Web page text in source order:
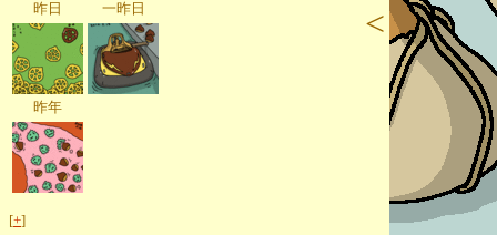
昨日 一昨日
昨年
[+]
<